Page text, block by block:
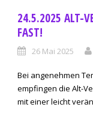
24.5.2025 ALT-
FAST!
26 Mai 2025
Bei angenehmen
empfingen die Alt-
mit einer leicht